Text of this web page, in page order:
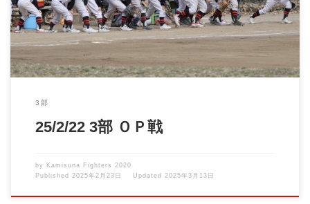
3部
25/2/22 3部 ＯＰ戦
by Kamisuna Fighters 2020
Published 2025年2月23日 Updated 2025年3月13日